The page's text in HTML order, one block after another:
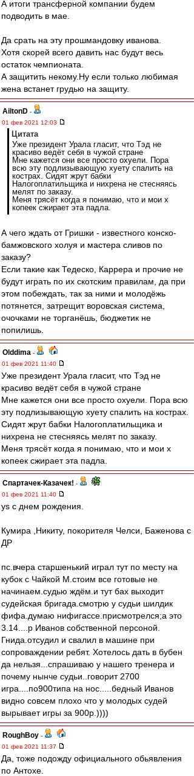
А итоги трансферной компании будем
подводить в мае.
Да срать на эту прошмандовку иванова.
Хотя скорей всего давить нас будут весь
остаток чемпионата.
А защитить некому.Ну если только любимая
жена встанет грудью на защиту.
AiltonD -
01 фев 2021 12:03
Цитата
Уже президент Урала гласит, что Тэд не
красиво ведёт себя в чужой стране
Мне кажется они все просто охуели. Пора
всю эту подлизывающую хуету спалить на
кострах. Сидят жрут бабки
Налогоплатильщика и нихрена не стесняясь
мелят по заказу.
Меня трясёт когда я понимаю, что и мои х
копеек сжирает эта падла.
А чего ждать от Гришки - известного конско-
бамжовского холуя и мастера сливов по
заказу?
Если такие как Тедеско, Каррера и прочие не
будут играть по их скотским правилам, да при
этом побеждать, так за ними и молодёжь
потянется, затрещит воровская система,
очочками не торганёшь, бюджетик не
попилишь.
Olddima -
01 фев 2021 11:40
Уже президент Урала гласит, что Тэд не
красиво ведёт себя в чужой стране
Мне кажется они все просто охуели. Пора всю
эту подлизывающую хуету спалить на кострах.
Сидят жрут бабки Налогоплатильщика и
нихрена не стесняясь мелят по заказу.
Меня трясёт когда я понимаю, что и мои х
копеек сжирает эта падла.
Спартачек-Казачек! -
01 фев 2021 11:40
ys с днем рождения.
Кумира ,Никиту, покорителя Челси, Баженова с
ДР
пс.вчера старшенький играл тут по месту на
кубок с Чайкой М.стоим все готовые не
начинаем.судью ждём.и тут бах выходит
судейская бригада.смотрю у судьи шилдик
фифа.думаю нифигассе.присмотрелся;а это
3.14....р Иванов собственной персоной.
Гнида.отсудил и свалил в машине при
сопроваждении ребят. Хотелось дать в бубен
да нельзя...спрашиваю у нашего тренера и
почему нынче судьи..говорит 2700
игра....по900типа на нос.....бедный Иванов
видно совсем плохо что у молодых судей
вырывает игры за 900р.))))
RoughBoy -
01 фев 2021 11:37
Да, тоже подожду официального обьявления
по Антохе.